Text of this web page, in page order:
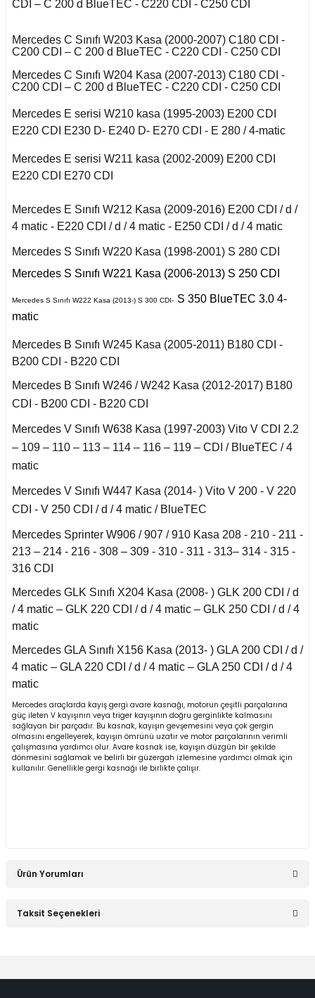
X6 Seri F16 2014
2011)
S Serisi W140 (1992-
1998)
S Serisi W220 (1998-
S Serisi W221 (2006-
S Serisi W222 (2013-
Smart Forfour (2004-
Smart Fortwo (1999-
Smart Roadster
2018)
Vaneo W414 (2002-
2005)
Vito Serisi W447
Vito Serisi W638
Vito Serisi W639
(2004-2014)
1974)
W123 Kasa (1976-
W124 Kasa (1984-
1993)
W124 Kasa E Seri
(1993-1995)
Talisman 2015-
Twingo 1993-1997
CDI – C 200 d BlueTEC - C220 CDI - C250 CDI
Mercedes C Sınıfı W203 Kasa (2000-2007) C180 CDI -
C200 CDI – C 200 d BlueTEC - C220 CDI - C250 CDI
Mercedes C Sınıfı W204 Kasa (2007-2013) C180 CDI -
C200 CDI – C 200 d BlueTEC - C220 CDI - C250 CDI
Mercedes E serisi W210 kasa (1995-2003) E200 CDI
E220 CDI E230 D- E240 D- E270 CDI - E 280 / 4-matic
Mercedes E serisi W211 kasa (2002-2009) E200 CDI
E220 CDI E270 CDI
Mercedes E Sınıfı W212 Kasa (2009-2016) E200 CDI / d /
4 matic - E220 CDI / d / 4 matic - E250 CDI / d / 4 matic
Mercedes S Sınıfı W220 Kasa (1998-2001) S 280 CDI
Mercedes S Sınıfı W221 Kasa (2006-2013) S 250 CDI
Mercedes S Sınıfı W222 Kasa (2013-) S 300 CDI- S 350 BlueTEC 3.0 4-
matic
Mercedes B Sınıfı W245 Kasa (2005-2011) B180 CDI -
B200 CDI - B220 CDI
Mercedes B Sınıfı W246 / W242 Kasa (2012-2017) B180
CDI - B200 CDI - B220 CDI
Mercedes V Sınıfı W638 Kasa (1997-2003) Vito V CDI 2.2
– 109 – 110 – 113 – 114 – 116 – 119 – CDI / BlueTEC / 4
matic
Mercedes V Sınıfı W447 Kasa (2014- ) Vito V 200 - V 220
CDI - V 250 CDI / d / 4 matic / BlueTEC
Mercedes Sprinter W906 / 907 / 910 Kasa 208 - 210 - 211 -
213 – 214 - 216 - 308 – 309 - 310 - 311 - 313– 314 - 315 -
316 CDI
Mercedes GLK Sınıfı X204 Kasa (2008- ) GLK 200 CDI / d
/ 4 matic – GLK 220 CDI / d / 4 matic – GLK 250 CDI / d / 4
matic
Mercedes GLA Sınıfı X156 Kasa (2013- ) GLA 200 CDI / d /
4 matic – GLA 220 CDI / d / 4 matic – GLA 250 CDI / d / 4
matic
Mercedes araçlarda kayış gergi avare kasnağı, motorun çeşitli parçalarına
güç ileten V kayışının veya triger kayışının doğru gerginlikte kalmasını
sağlayan bir parçadır. Bu kasnak, kayışın gevşemesini veya çok gergin
olmasını engelleyerek, kayışın ömrünü uzatır ve motor parçalarının verimli
çalışmasına yardımcı olur. Avare kasnak ise, kayışın düzgün bir şekilde
dönmesini sağlamak ve belirli bir güzergah izlemesine yardımcı olmak için
kullanılır. Genellikle gergi kasnağı ile birlikte çalışır.
Ürün Yorumları
Taksit Seçenekleri